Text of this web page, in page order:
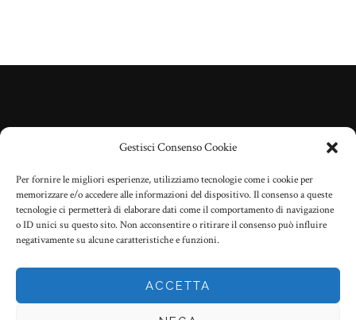
Gestisci Consenso Cookie
Per fornire le migliori esperienze, utilizziamo tecnologie come i cookie per
memorizzare e/o accedere alle informazioni del dispositivo. Il consenso a queste
tecnologie ci permetterà di elaborare dati come il comportamento di navigazione
o ID unici su questo sito. Non acconsentire o ritirare il consenso può influire
negativamente su alcune caratteristiche e funzioni.
ACCETTA
© 2022 All Rights Reserved — made with byStudio Pencil.